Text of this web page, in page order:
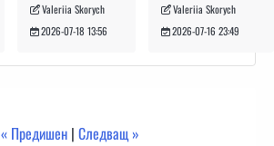
Valeriia Skorych
2026-07-18 13:56
Valeriia Skorych
2026-07-16 23:49
« Предишен | Следващ »